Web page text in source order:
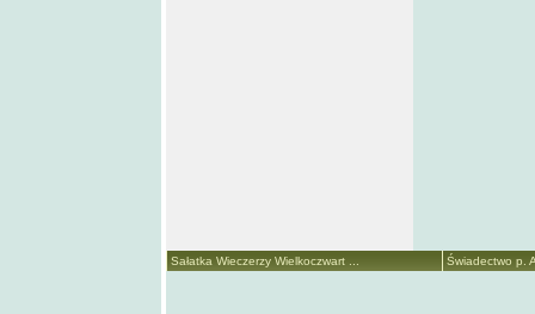
Sałatka Wieczerzy Wielkoczwart ... Świadectwo p.